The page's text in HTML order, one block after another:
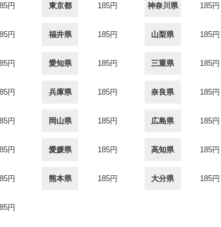
円 東京都 185円 神奈川県 185円
円 福井県 185円 山梨県 185円
円 愛知県 185円 三重県 185円
円 兵庫県 185円 奈良県 185円
円 岡山県 185円 広島県 185円
円 愛媛県 185円 高知県 185円
円 熊本県 185円 大分県 185円
円